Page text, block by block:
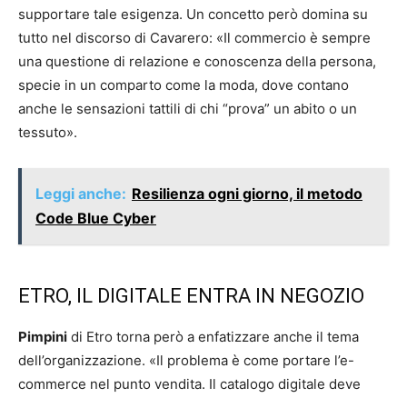
supportare tale esigenza. Un concetto però domina su
tutto nel discorso di Cavarero: «Il commercio è sempre
una questione di relazione e conoscenza della persona,
specie in un comparto come la moda, dove contano
anche le sensazioni tattili di chi “prova” un abito o un
tessuto».
Leggi anche: Resilienza ogni giorno, il metodo
Code Blue Cyber
ETRO, IL DIGITALE ENTRA IN NEGOZIO
Pimpini di Etro torna però a enfatizzare anche il tema
dell’organizzazione. «Il problema è come portare l’e-
commerce nel punto vendita. Il catalogo digitale deve